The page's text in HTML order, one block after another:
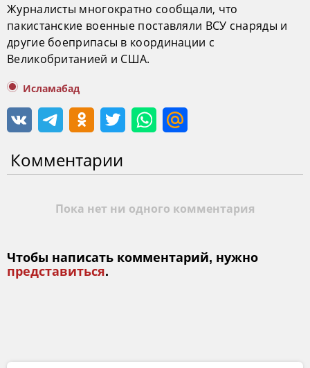
Журналисты многократно сообщали, что
пакистанские военные поставляли ВСУ снаряды и
другие боеприпасы в координации с
Великобританией и США.
Исламабад
Комментарии
Пока нет ни одного комментария
Чтобы написать комментарий, нужно
представиться.